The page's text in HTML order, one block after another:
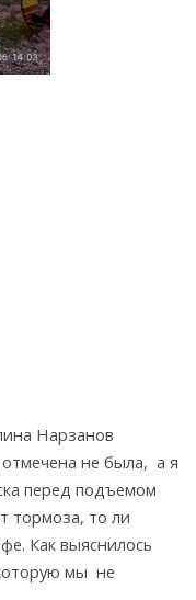
Нарзанов
не была, а я
перед подъемом
тормоза, то ли
Как выяснилось
мы не